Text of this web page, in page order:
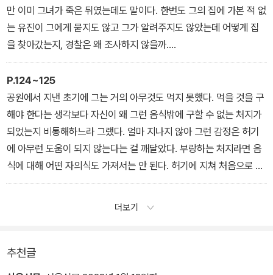
만 이미 그녀가 죽은 뒤였는데도 말이다. 한번도 그의 집에 가본 적 없
는 유진이 그에게 묻지도 않고 그가 알려주지도 않았는데 어떻게 집
을 찾아갔는지, 경찰은 왜 조사하지 않을까.
그가 술에 취해 기억을 잃은 밤, 비교적 제정신이던 유진이 그를 부축
해 집까지 데려다주었다면, 그리고 다음 날 그가 출국한 사실을 알면
서 전처를 그의 집으로 불렀다면, 전처에게 자신이 겪은 실패가 모두
그녀 때문이라고 비난을 퍼부었다면, 그래서 언쟁이 시작되고 끝내
비밀을 폭로하고 그 비밀이 가져온 모멸감 때문에 유진이 심하게 분
노했다면.
P.124~125
공원에서 지낸 초기에 그는 거의 아무것도 먹지 못했다. 먹을 것을 구
해야 한다는 생각보다 자신이 왜 그런 음식밖에 구할 수 없는 처지가
되었는지 비통해하느라 그랬다. 얼마 지나지 않아 그런 감정은 허기
에 아무런 도움이 되지 않는다는 걸 깨달았다. 부랑하는 처지라면 음
식에 대해 어떤 자의식도 가져서는 안 된다. 허기에 지쳐 처음으로 쓰
레기통을 뒤져 먹을 것을 찾았을 때 울음을 삼키느라 냄새를 거의 느
더보기
추천글